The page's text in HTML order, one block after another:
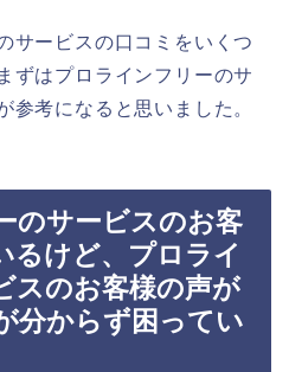
サービスの口コミをいくつ
ずはプロラインフリーのサ
参考になると思いました。
のサービスのお客
るけど、プロライ
スのお客様の声が
分からず困ってい